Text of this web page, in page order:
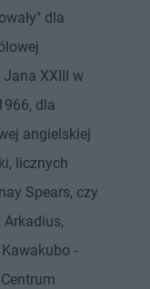
dla
XXIII w
dla
angielskiej
licznych
Spears, czy
-